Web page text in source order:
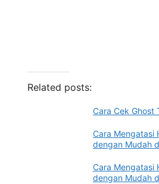
Related posts:
Cara Cek Ghost
Cara Mengatasi
dengan Mudah
Cara Mengatasi
dengan Mudah